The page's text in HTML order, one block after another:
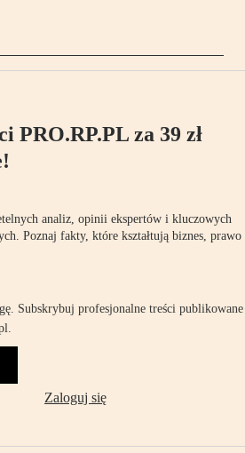
PRO.RP.PL za 39 zł
analiz, opinii ekspertów i kluczowych
Poznaj fakty, które kształtują biznes, prawo
Subskrybuj profesjonalne treści publikowane
Zaloguj się